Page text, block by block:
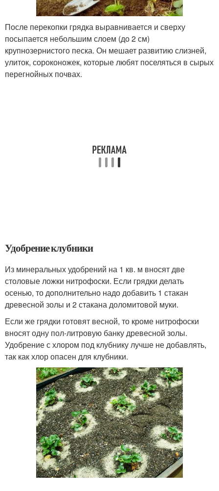
После перекопки грядка выравнивается и сверху
посыпается небольшим слоем (до 2 см)
крупнозернистого песка. Он мешает развитию слизней,
улиток, сороконожек, которые любят поселяться в сырых
перегнойных почвах.
Удобрение клубники
Из минеральных удобрений на 1 кв. м вносят две
столовые ложки нитрофоски. Если грядки делать
осенью, то дополнительно надо добавить 1 стакан
древесной золы и 2 стакана доломитовой муки.
Если же грядки готовят весной, то кроме нитрофоски
вносят одну пол-литровую банку древесной золы.
Удобрение с хлором под клубнику лучше не добавлять,
так как хлор опасен для клубники.